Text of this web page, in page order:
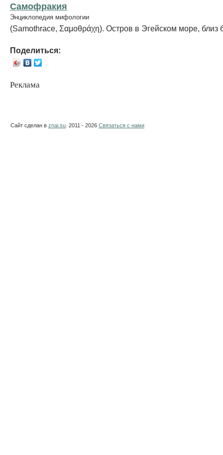
Самофракия
Энциклопедия мифологии
(Samothrace, Σαμοθράχη). Остров в Эгейском море, близ
Поделиться:
Реклама
Сайт сделан в znai.su . 2011 - 2026 Связаться с нами